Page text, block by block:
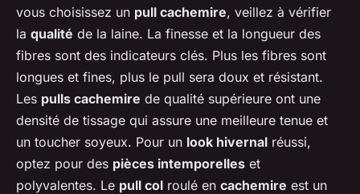
vous choisissez un pull cachemire, veillez à vérifier
la qualité de la laine. La finesse et la longueur des
fibres sont des indicateurs clés. Plus les fibres sont
longues et fines, plus le pull sera doux et résistant.
Les pulls cachemire de qualité supérieure ont une
densité de tissage qui assure une meilleure tenue et
un toucher soyeux. Pour un look hivernal réussi,
optez pour des pièces intemporelles et
polyvalentes. Le pull col roulé en cachemire est un